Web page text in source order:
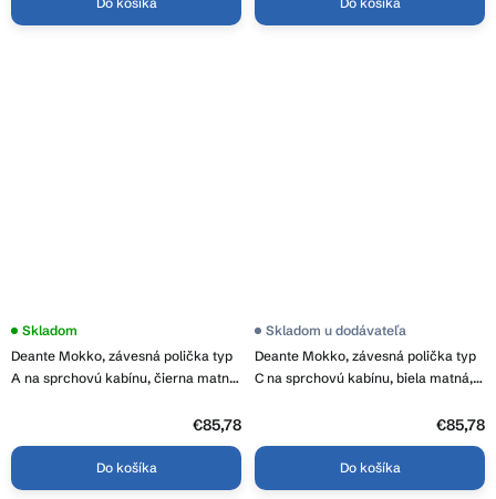
Deante Mokko, závesná polička typ
A na sprchovú kabínu, čierna matná,
Skladom
€85,78
Do košíka
Deante Mokko, závesná polička typ
C na sprchovú kabínu, biela matná,
Skladom u dodávateľa
€85,78
Do košíka